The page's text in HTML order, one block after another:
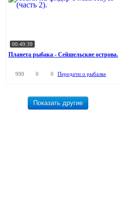
00:49:39
Планета рыбака - Сейшельские острова.
990 0 0 Передачи о рыбалке